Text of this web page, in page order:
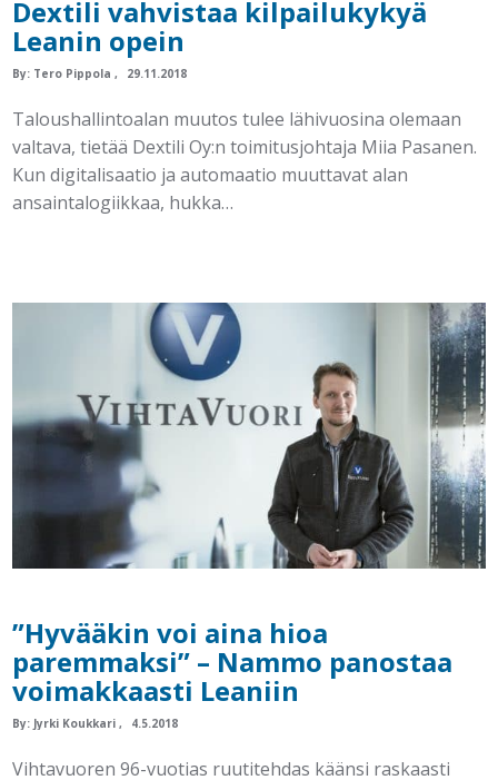
Dextili vahvistaa kilpailukykyä
Leanin opein
By: Tero Pippola 29.11.2018
Taloushallintoalan muutos tulee lähivuosina olemaan
valtava, tietää Dextili Oy:n toimitusjohtaja Miia Pasanen.
Kun digitalisaatio ja automaatio muuttavat alan
ansaintalogiikkaa, hukka…
”Hyvääkin voi aina hioa
paremmaksi” – Nammo panostaa
voimakkaasti Leaniin
By: Jyrki Koukkari 4.5.2018
Vihtavuoren 96-vuotias ruutitehdas käänsi raskaasti